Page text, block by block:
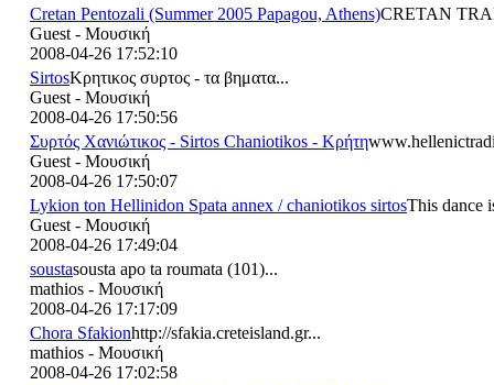
Cretan Pentozali (Summer 2005 Papagou, Athens)CRETAN
Guest - Μουσική
2008-04-26 17:52:10
SirtosΚρητικος συρτος - τα βηματα...
Guest - Μουσική
2008-04-26 17:50:56
Συρτός Χανιώτικος - Sirtos Chaniotikos - Κρήτη
Guest - Μουσική
2008-04-26 17:50:07
Lykion ton Hellinidon Spata annex / chaniotikos sirtosThis dance
Guest - Μουσική
2008-04-26 17:49:04
soustasousta apo ta roumata (101)...
mathios - Μουσική
2008-04-26 17:17:09
Chora Sfakionhttp://sfakia.creteisland.gr...
mathios - Μουσική
2008-04-26 17:02:58